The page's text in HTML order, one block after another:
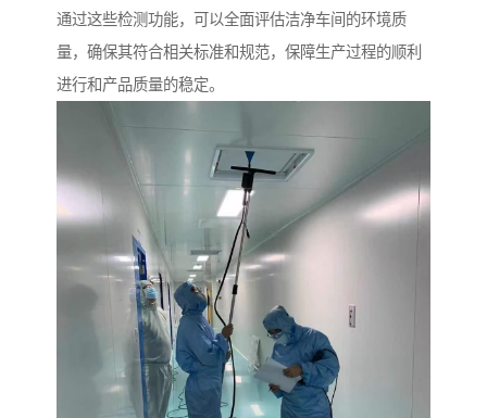
通过这些检测功能，可以全面评估洁净车间的环境质
量，确保其符合相关标准和规范，保障生产过程的顺利
进行和产品质量的稳定。